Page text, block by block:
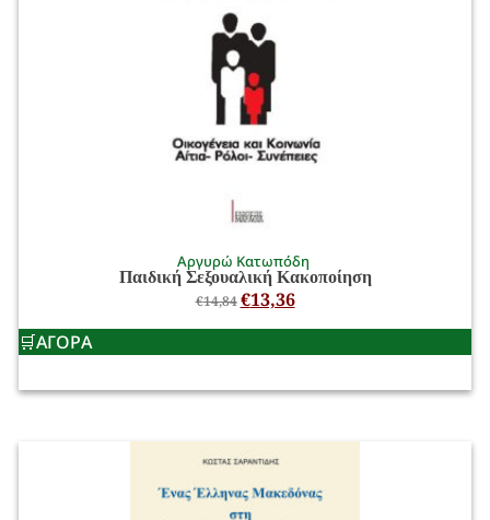
Αργυρώ Κατωπόδη
Παιδική Σεξουαλική Κακοποίηση
€14,84 €13,36
ΑΓΟΡΑ